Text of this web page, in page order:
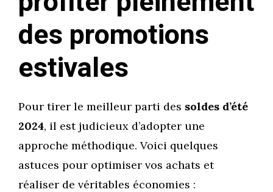
des promotions
estivales
Pour tirer le meilleur parti des soldes d’été
2024, il est judicieux d’adopter une
approche méthodique. Voici quelques
astuces pour optimiser vos achats et
réaliser de véritables économies :